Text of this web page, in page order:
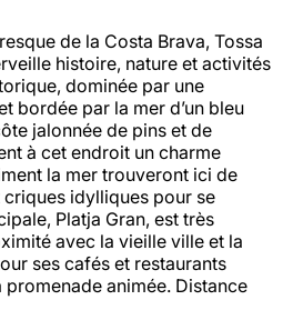
de la Costa Brava, Tossa
histoire, nature et activités
dominée par une
bordée par la mer d’un bleu
jalonnée de pins et de
à cet endroit un charme
la mer trouveront ici de
idylliques pour se
Platja Gran, est très
avec la vieille ville et la
ses cafés et restaurants
animée. Distance